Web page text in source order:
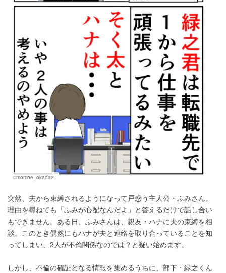
©momoe_okada2
突然、夫から束縛されるようになって戸惑う主人公・ふみさん。
理由を尋ねても「ふみが心配なんだよ」と答えるだけで話し合い
もできません。ある日、ふみさんは、親友・ハナに夫の束縛を相
談。このとき偶然にもハナが夫と連絡を取り合っていることを知
ってしまい、2人が不倫関係なのでは？と疑い始めます。
しかし、不倫の確証となる情報を集めるうちに、部下・緑之くん